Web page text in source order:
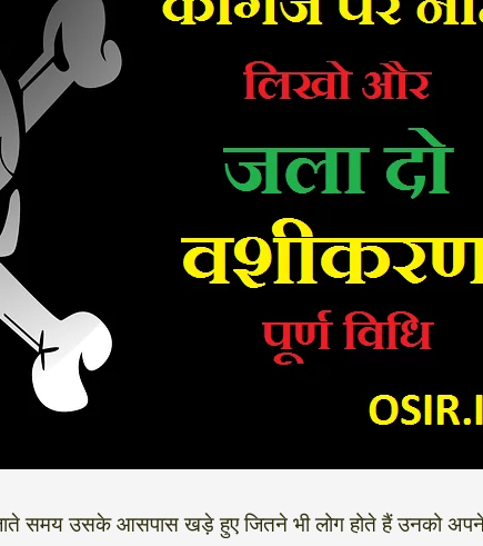
जाते समय उसके आसपास खड़े हुए जितने भी लोग होते हैं उनको